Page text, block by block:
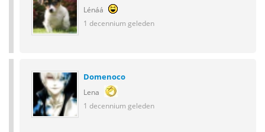
Lénáá
1 decennium geleden
Domenoco
Lena
1 decennium geleden